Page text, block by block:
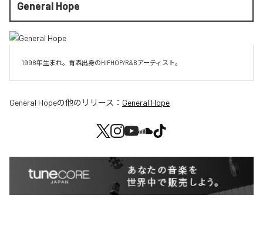
General Hope
1998年生まれ。青森出身のHIPHOP/R&Bアーティスト。
General Hopeの他のリリース： General Hope